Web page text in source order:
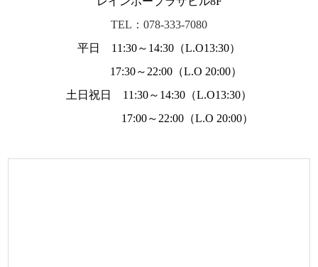
TEL：078-333-7080
平日 11:30～14:30（L.O13:30）
17:30～22:00（L.O 20:00）
土日祝日 11:30～14:30（L.O13:30）
17:00～22:00（L.O 20:00）